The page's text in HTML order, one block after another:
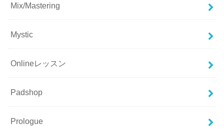
Mix/Mastering
Mystic
Onlineレッスン
Padshop
Prologue